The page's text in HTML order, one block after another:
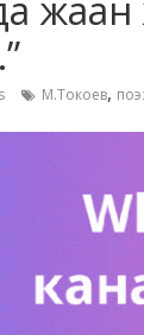
М.Токоев,